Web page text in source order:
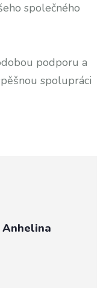
společného
podporu a
spolupráci
Anhelina